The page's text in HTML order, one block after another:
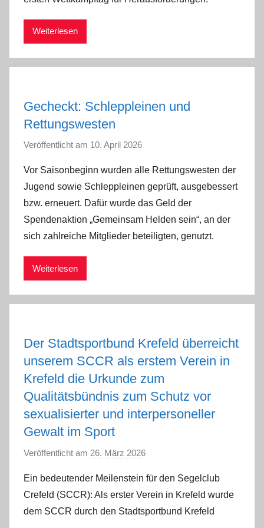
Weiterlesen
Gecheckt: Schleppleinen und
Rettungswesten
Veröffentlicht am 10. April 2026
n
a
d
m
i
Vor Saisonbeginn wurden alle Rettungswesten der
Jugend sowie Schleppleinen geprüft, ausgebessert
bzw. erneuert. Dafür wurde das Geld der
Spendenaktion „Gemeinsam Helden sein“, an der
sich zahlreiche Mitglieder beteiligten, genutzt.
Weiterlesen
Der Stadtsportbund Krefeld überreicht
unserem SCCR als erstem Verein in
Krefeld die Urkunde zum
Qualitätsbündnis zum Schutz vor
sexualisierter und interpersoneller
Gewalt im Sport
Veröffentlicht am 26. März 2026
n
M
i
Ein bedeutender Meilenstein für den Segelclub
Crefeld (SCCR): Als erster Verein in Krefeld wurde
dem SCCR durch den Stadtsportbund Krefeld